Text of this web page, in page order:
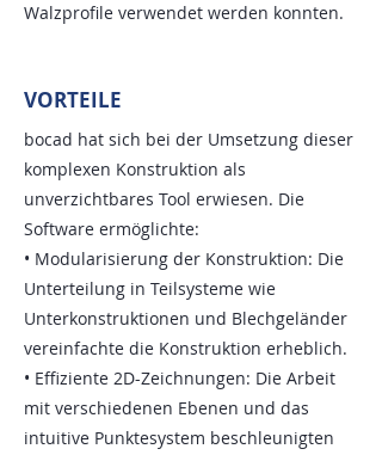
Walzprofile verwendet werden konnten.
VORTEILE
bocad hat sich bei der Umsetzung dieser
komplexen Konstruktion als
unverzichtbares Tool erwiesen. Die
Software ermöglichte:
• Modularisierung der Konstruktion: Die
Unterteilung in Teilsysteme wie
Unterkonstruktionen und Blechgeländer
vereinfachte die Konstruktion erheblich.
• Effiziente 2D-Zeichnungen: Die Arbeit
mit verschiedenen Ebenen und das
intuitive Punktesystem beschleunigten